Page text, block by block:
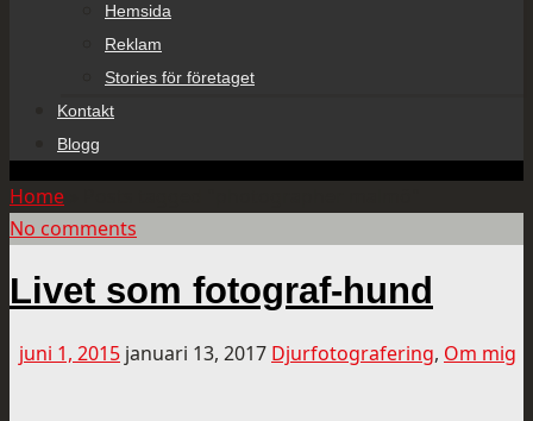
Hemsida
Reklam
Stories för företaget
Kontakt
Blogg
Home
No comments
Livet som fotograf-hund
juni 1, 2015 januari 13, 2017 Djurfotografering, Om mig